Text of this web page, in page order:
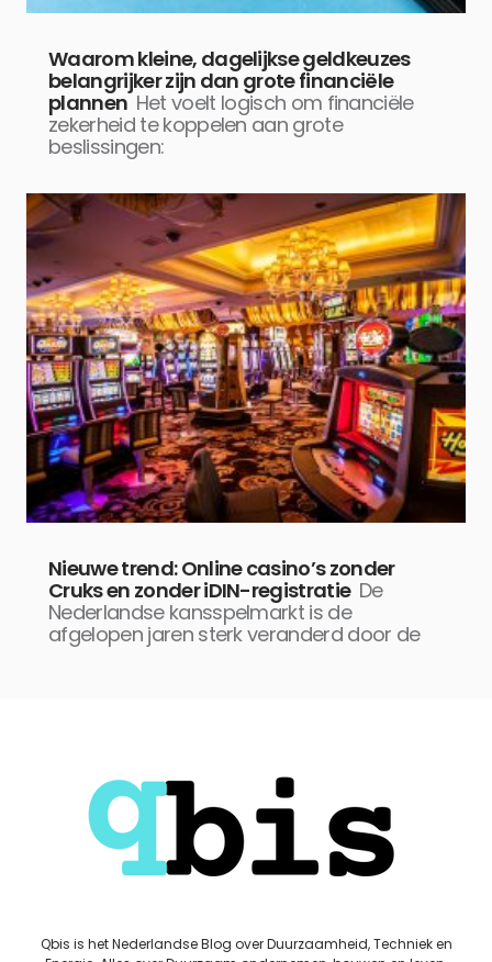
Waarom kleine, dagelijkse geldkeuzes
belangrijker zijn dan grote financiële
plannen Het voelt logisch om financiële
zekerheid te koppelen aan grote
beslissingen:
Nieuwe trend: Online casino’s zonder
Cruks en zonder iDIN-registratie De
Nederlandse kansspelmarkt is de
afgelopen jaren sterk veranderd door de
Qbis is het Nederlandse Blog over Duurzaamheid, Techniek en